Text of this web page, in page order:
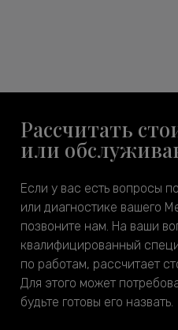
Рассчитать
или
Если у вас есть вопросы
или диагностике вашего
позвоните нам. На ваши
квалифицированный
по работам, рассчитает
Для этого может
будьте готовы его назвать.